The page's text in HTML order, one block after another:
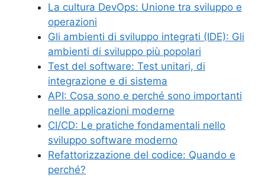
La cultura DevOps: Unione tra sviluppo e
operazioni
Gli ambienti di sviluppo integrati (IDE): Gli
ambienti di sviluppo più popolari
Test del software: Test unitari, di
integrazione e di sistema
API: Cosa sono e perché sono importanti
nelle applicazioni moderne
CI/CD: Le pratiche fondamentali nello
sviluppo software moderno
Refattorizzazione del codice: Quando e
perché?